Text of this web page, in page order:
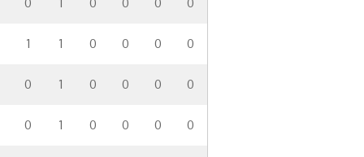
1 1 0 0 0 0
0 1 0 0 0 0
0 1 0 0 0 0